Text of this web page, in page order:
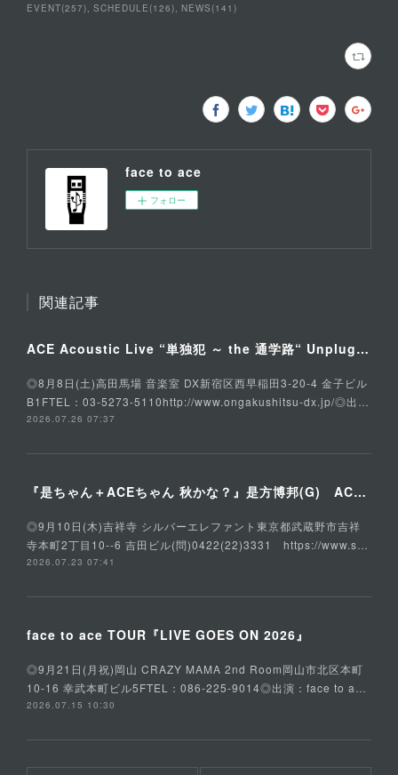
EVENT(257) SCHEDULE (126) NEWS (141 )
face to ace
フォロー
関連記事
ACE Acoustic Live “単独犯 ～ the 通学路“ Unplugged Special
◎8月8日(土)高田馬場 音楽室 DX新宿区西早稲田3-20-4 金子ビル
B1FTEL：03-5273-5110http://www.ongakushitsu-dx.jp/◎出…
2026.07.26 07:37
『是ちゃん＋ACEちゃん 秋かな？』是方博邦(G) ACE(Vo,G) 石川俊介(B) そうる透(Ds)
◎9月10日(木)吉祥寺 シルバーエレファント東京都武蔵野市吉祥
寺本町2丁目10--6 吉田ビル(問)0422(22)3331 https://www.s…
2026.07.23 07:41
face to ace TOUR『LIVE GOES ON 2026』
◎9月21日(月祝)岡山 CRAZY MAMA 2nd Room岡山市北区本町
10-16 幸武本町ビル5FTEL：086-225-9014◎出演：face to a…
2026.07.15 10:30